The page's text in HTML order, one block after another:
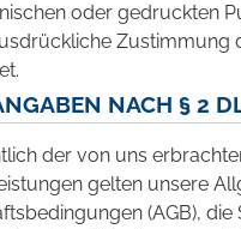
oder gedruckten
Zustimmung
NACH § 2
der von uns
gelten unsere
(AGB), die